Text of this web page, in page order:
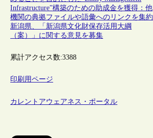
Infrastructure”構築のための助成金を獲得：他
機関の典拠ファイルや語彙へのリンクを集約
新潟県、「新潟県文化財保存活用大綱
（案）」に関する意見を募集
累計アクセス数:3388
印刷用ページ
カレントアウェアネス・ポータル